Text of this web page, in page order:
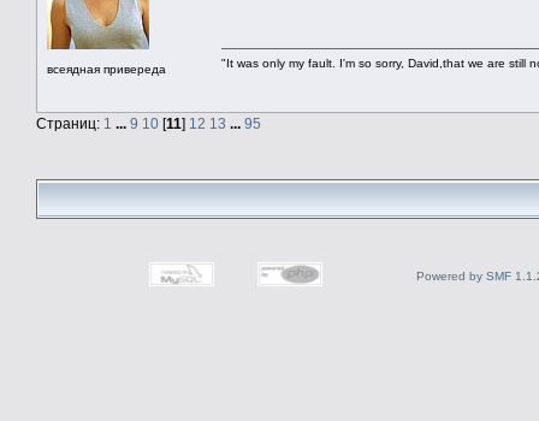
всеядная привереда "It was only my fault. I'm so sorry, David,that we are still
Страниц: 1 ... 9 10 [11] 12 13 ... 95
Powered by SMF